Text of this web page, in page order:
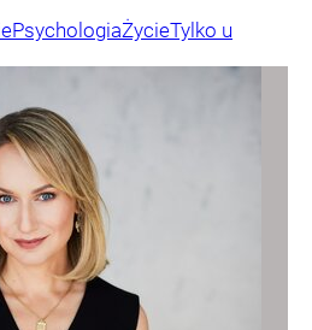
PsychologiaŻycieTylko u